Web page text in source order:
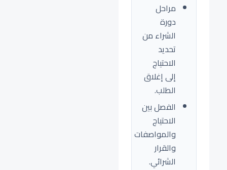
مراحل
دورة
الشراء من
تحديد
الاحتياج
إلى إغلاق
الطلب.
الفصل بين
الاحتياج
والمواصفات
والقرار
الشرائي.